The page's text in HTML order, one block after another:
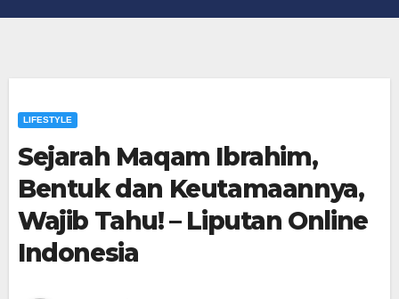
LIFESTYLE
Sejarah Maqam Ibrahim,
Bentuk dan Keutamaannya,
Wajib Tahu! – Liputan Online
Indonesia